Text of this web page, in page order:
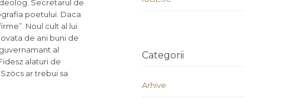
Secretarul de
poetului. Daca
Noul cult al lui
de ani buni de
al
alaturi de
ar trebui sa
Categorii
Arhive